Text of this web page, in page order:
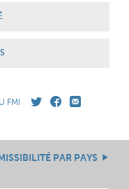
FMI
PAR PAYS